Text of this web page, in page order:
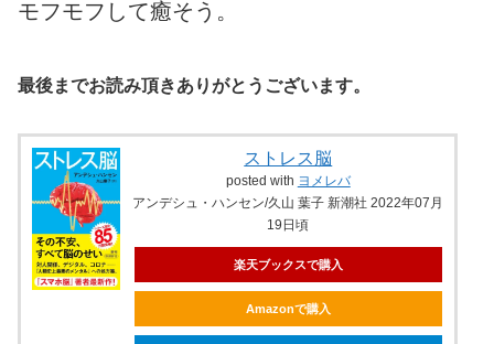
モフモフして癒そう。
最後までお読み頂きありがとうございます。
ストレス脳
posted with ヨメレバ
アンデシュ・ハンセン/久山 葉子 新潮社 2022年07月
19日頃
楽天ブックスで購入
Amazonで購入